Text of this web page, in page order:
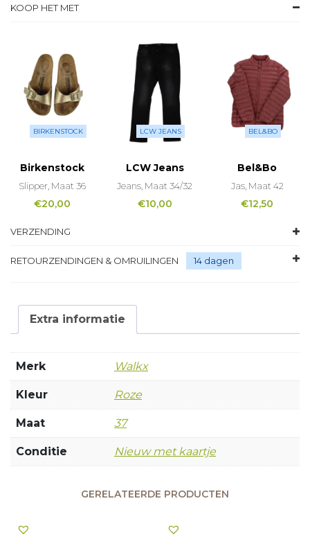
KOOP HET MET
BIRKENSTOCK
Birkenstock
Slipper, Maat 36
€20,00
LCW JEANS
LCW Jeans
Jeans, Maat 34/32
€10,00
BEL&BO
Bel&Bo
Jas, Maat 42
€12,50
VERZENDING
RETOURZENDINGEN & OMRUILINGEN 14 dagen
Extra informatie
Merk Walkx
Kleur Roze
Maat 37
Conditie Nieuw met kaartje
GERELATEERDE PRODUCTEN